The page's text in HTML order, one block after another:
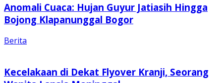
Anomali Cuaca: Hujan Guyur Jatiasih Hingga
Bojong Klapanunggal Bogor
Berita
Kecelakaan di Dekat Flyover Kranji, Seorang